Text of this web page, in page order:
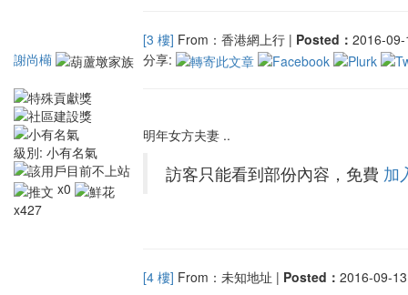
[3 樓] From：香港網上行 | Posted： 2016-
謝尚橗
級別: 小有名氣
x0
x427
分享:
明年女方夫妻 ..
訪客只能看到部份內容，免費 加
[4 樓] From：未知地址 | Posted： 2016-09-